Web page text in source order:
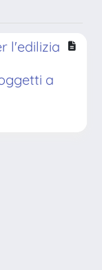
l'edilizia
a